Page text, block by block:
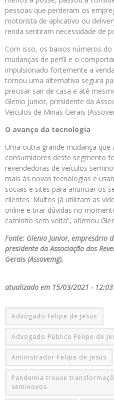
pessoas que perderam os
motorista de aplicativo ou
renda sentiram necessidade de
Com isso, os baixos números
mudanças de perfil e o
impulsionado fortemente a
tornou uma alternativa segura
precisar sair de casa e até
Glenio Junior, presidente da
Veículos de Minas Gerais
O avanço da tecnologia
Uma outra grande mudança
consumidores deste segmento
revendedoras de veículos
mais às novas tecnologias e
sociais e sites para anunciar os
clientes. Muitos já utilizam as
online e tirar dúvidas no
caminho sem volta”, afirmou
Fonte: Glenio Junior, empresário
presidente da Associação dos
Gerais (Assovemg).
atualizado em 15/03/2021 - 12:03
Advogado Felipe de Jesus
Advogado Público Felipe de
Aministrador Felipe de Jesus
Pandemia trouxe
seminovos